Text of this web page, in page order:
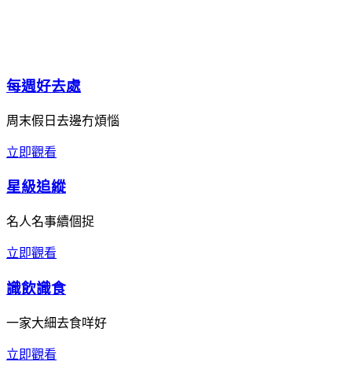
每週好去處
周末假日去邊冇煩惱
立即觀看
星級追縱
名人名事續個捉
立即觀看
識飲識食
一家大細去食咩好
立即觀看